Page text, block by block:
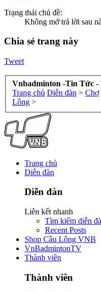
Trạng thái chủ đề:
Không mở trả lời sau
Chia sẻ trang này
Tweet
Vnbadminton -Tin Tức -
Trang chủ Diễn đàn > Chợ
Lông >
Trang chủ
Diễn đàn
Diễn đàn
Liên kết nhanh
Tìm kiếm diễn
Recent Posts
Shop Cầu Lông VNB
VnBadmintonTV
Thành viên
Thành viên